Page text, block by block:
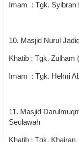
Imam : Tgk. Syibran
10. Masjid Nurul
Khatib : Tgk. Zulham
Imam : Tgk. Helmi
11. Masjid
Seulawah
Khatib : Tgk. Khairan